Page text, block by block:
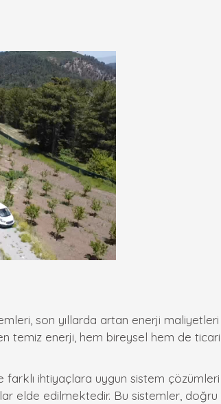
son yıllarda artan enerji
temiz enerji, hem bireysel hem de
ihtiyaçlara uygun sistem
elde edilmektedir. Bu sistemler,